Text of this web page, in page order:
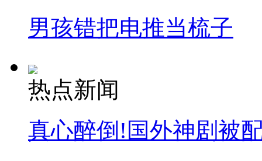
男孩错把电推当梳子
热点新闻
真心醉倒!国外神剧被